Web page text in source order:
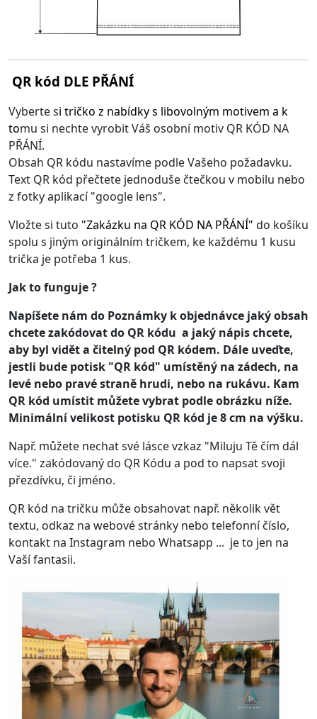
QR kód DLE PŘÁNÍ
Vyberte si tričko z nabídky s libovolným motivem a k
tomu si nechte vyrobit Váš osobní motiv QR KÓD NA
PŘÁNÍ.
Obsah QR kódu nastavíme podle Vašeho požadavku.
Text QR kód přečtete jednoduše čtečkou v mobilu nebo
z fotky aplikací "google lens".
Vložte si tuto "Zakázku na QR KÓD NA PŘÁNÍ" do košíku
spolu s jiným originálním tričkem, ke každému 1 kusu
trička je potřeba 1 kus.
Jak to funguje ?
Napíšete nám do Poznámky k objednávce jaký obsah
chcete zakódovat do QR kódu a jaký nápis chcete,
aby byl vidět a čitelný pod QR kódem. Dále uveďte,
jestli bude potisk "QR kód" umístěný na zádech, na
levé nebo pravé straně hrudi, nebo na rukávu. Kam
QR kód umístit můžete vybrat podle obrázku níže.
Minimální velikost potisku QR kód je 8 cm na výšku.
Např. můžete nechat své lásce vzkaz "Miluju Tě čím dál
více." zakódovaný do QR Kódu a pod to napsat svoji
přezdívku, či jméno.
QR kód na tričku může obsahovat např. několik vět
textu, odkaz na webové stránky nebo telefonní číslo,
kontakt na Instagram nebo Whatsapp ... je to jen na
Vaší fantasii.